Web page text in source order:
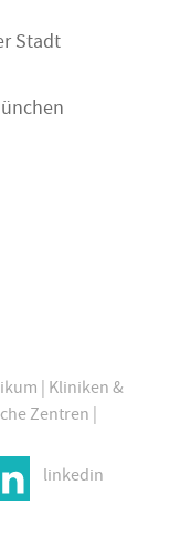
Stadt
Kliniken &
Zentren
linkedin